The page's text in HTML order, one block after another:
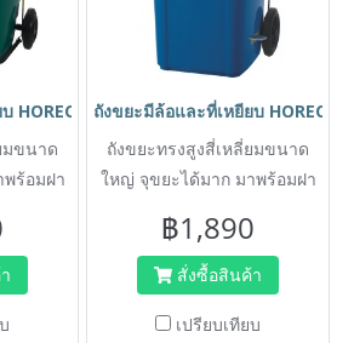
HORECAT รุ่น AF07603 ความจุ 240 ลิตร สี
มขนาด
ร้อมฝา
มาะ
กอาศัย
ริเวณ
พล่าน
ถังขยะมีล้อและที่เหยียบ
ถังขยะทรงสูงสี่เหลี่ยมขนาด
ใหญ่ จุขยะได้มาก มาพร้อมฝา
เคลื่อนย้ายสะดวก เหมาะ
สำหรับใช้ภายนอกบ้านพักอาศัย
สำนักงาน หอพัก หรือบริเวณ
สาธารณะที่มีคนพลุกพล่าน
฿1,890
สั่งซื้อสินค้า
เปรียบเทียบ